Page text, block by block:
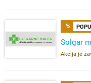
Solgar
Akcija je